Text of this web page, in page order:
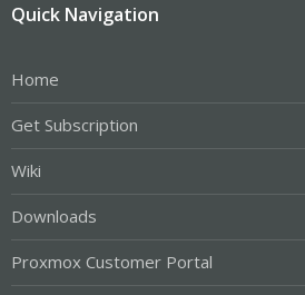
Quick Navigation
Home
Get Subscription
Wiki
Downloads
Proxmox Customer Portal